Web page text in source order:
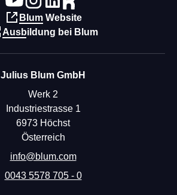
Blum Website
Ausbildung bei Blum
Julius Blum GmbH
Werk 2
Industriestrasse 1
6973 Höchst
Österreich
info@blum.com
0043 5578 705 - 0